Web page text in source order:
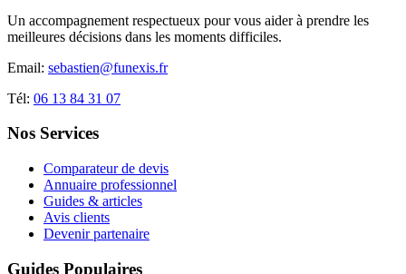
Un accompagnement respectueux pour vous aider à prendre les
meilleures décisions dans les moments difficiles.
Email: sebastien@funexis.fr
Tél: 06 13 84 31 07
Nos Services
Comparateur de devis
Annuaire professionnel
Guides & articles
Avis clients
Devenir partenaire
Guides Populaires